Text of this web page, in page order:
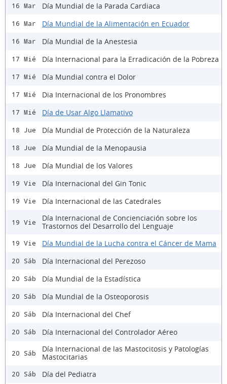
16 Mar Día Mundial de la Parada Cardiaca
16 Mar Día Mundial de la Alimentación en Ecuador
16 Mar Día Mundial de la Anestesia
17 Mié Día Internacional para la Erradicación de la Pobreza
17 Mié Día Mundial contra el Dolor
17 Mié Dia Internacional de los Pronombres
17 Mié Día de Usar Algo Llamativo
18 Jue Día Mundial de Protección de la Naturaleza
18 Jue Día Mundial de la Menopausia
18 Jue Día Mundial de los Valores
19 Vie Día Internacional del Gin Tonic
19 Vie Día Internacional de las Catedrales
19 Vie
Día Internacional de Concienciación sobre los
Trastornos del Desarrollo del Lenguaje
19 Vie Día Mundial de la Lucha contra el Cáncer de Mama
20 Sáb Día Internacional del Perezoso
20 Sáb Día Mundial de la Estadística
20 Sáb Día Mundial de la Osteoporosis
20 Sáb Día Internacional del Chef
20 Sáb Día Internacional del Controlador Aéreo
20 Sáb
Día Internacional de las Mastocitosis y Patologías
Mastocitarias
20 Sáb Día del Pediatra